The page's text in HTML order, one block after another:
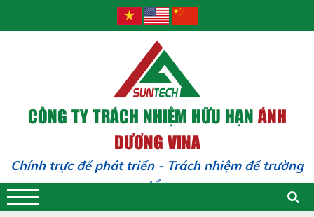
CÔNG TY TRÁCH NHIỆM HỮU HẠNÁNH
DƯƠNG VINA
Chính trực để phát triển - Trách nhiệm để trường
tồn